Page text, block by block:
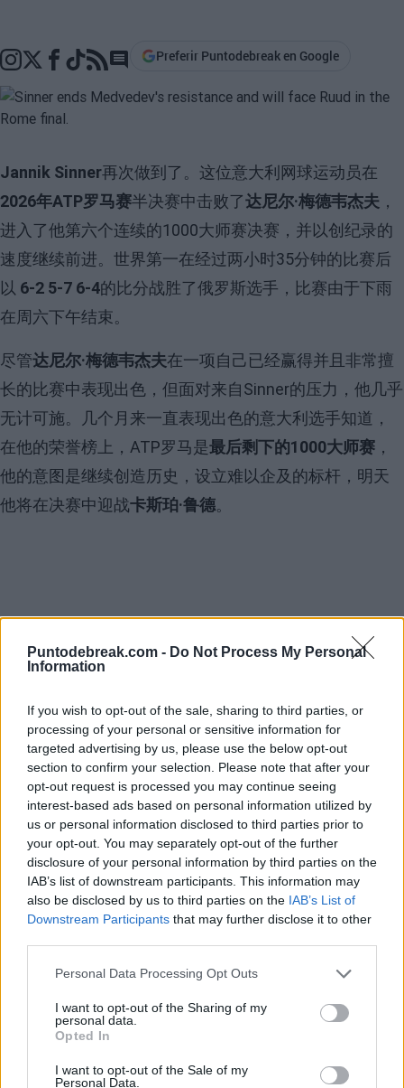
Puntodebreak.com - Do Not Process My Personal
Information
If you wish to opt-out of the sale, sharing to third parties, or
processing of your personal or sensitive information for
targeted advertising by us, please use the below opt-out
section to confirm your selection. Please note that after your
opt-out request is processed you may continue seeing
interest-based ads based on personal information utilized by
us or personal information disclosed to third parties prior to
your opt-out. You may separately opt-out of the further
disclosure of your personal information by third parties on the
IAB’s list of downstream participants. This information may
also be disclosed by us to third parties on the IAB’s List of
Downstream Participants that may further disclose it to other
Personal Data Processing Opt Outs
I want to opt-out of the Sharing of my
personal data.
Opted In
I want to opt-out of the Sale of my
Personal Data.
Go to comments section
Preferir Puntodebreak en Google
Jannik Sinner再次做到了。这位意大利网球运动员在
2026年ATP罗马赛半决赛中击败了达尼尔·梅德韦杰夫 ，
进入了他第六个连续的1000大师赛决赛，并以创纪录的
速度继续前进。世界第一在经过两小时35分钟的比赛后
以 6-2 5-7 6-4的比分战胜了俄罗斯选手，比赛由于下雨
在周六下午结束。
尽管达尼尔·梅德韦杰夫在一项自己已经赢得并且非常擅
长的比赛中表现出色，但面对来自Sinner的压力，他几乎
无计可施。几个月来一直表现出色的意大利选手知道，
在他的荣誉榜上，ATP罗马是最后剩下的1000大师赛 ，
他的意图是继续创造历史，设立难以企及的标杆，明天
他将在决赛中迎战卡斯珀·鲁德。
Sinner 对阵 Medvedev
控制局势
内俄罗斯选手便以4-0领先。此后，俄罗斯选手开始进入
比赛，但对于最初被世界第一挤压的第一局来说，已经
太晚要扭转局势。